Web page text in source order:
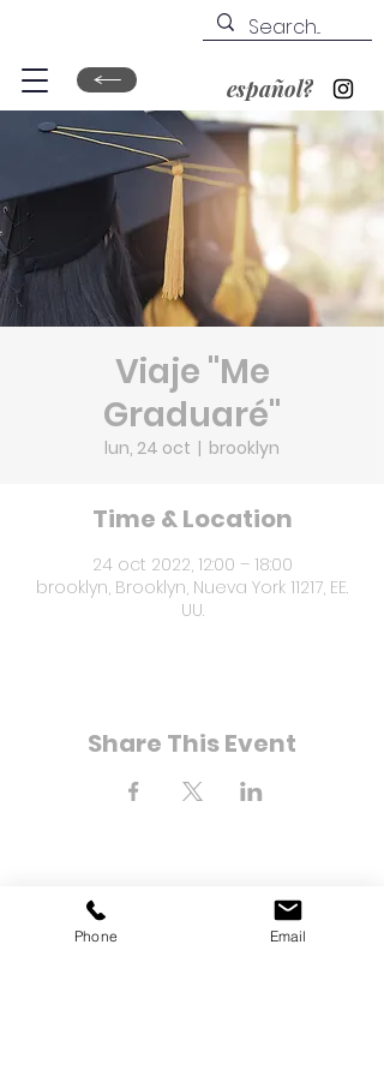
español?
Viaje "Me
Graduaré"
lun, 24 oct
  |
brooklyn
Time & Location
24 oct 2022, 12:00 – 18:00
brooklyn, Brooklyn, Nueva York 11217, EE.
UU.
Share This Event
Phone Email